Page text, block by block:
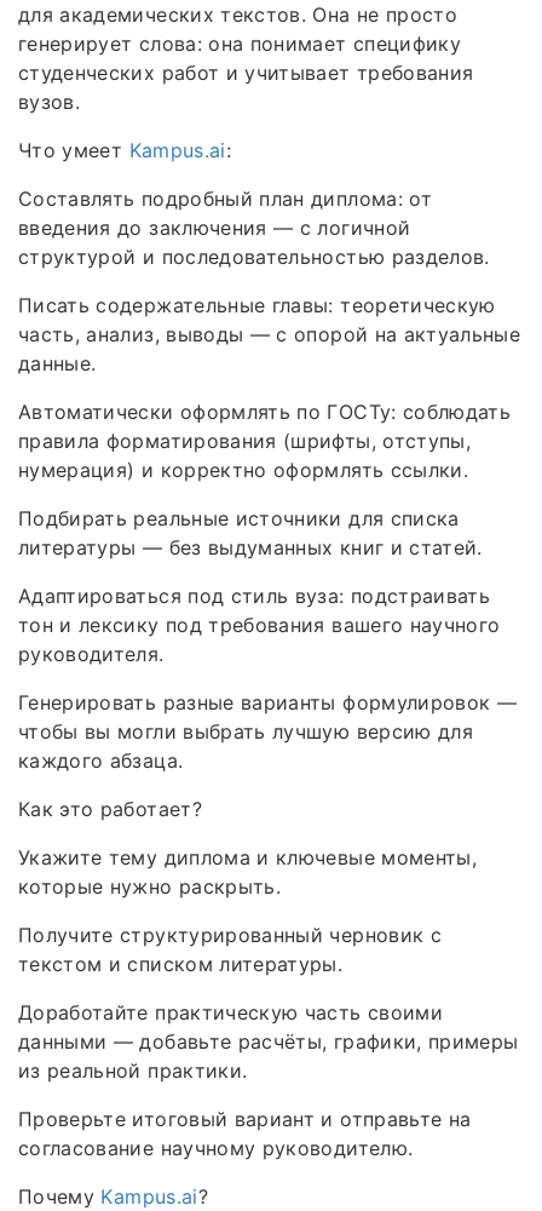
для академических текстов. Она не просто
генерирует слова: она понимает специфику
студенческих работ и учитывает требования
вузов.
Что умеет Kampus.ai:
Составлять подробный план диплома: от
введения до заключения — с логичной
структурой и последовательностью разделов.
Писать содержательные главы: теоретическую
часть, анализ, выводы — с опорой на актуальные
данные.
Автоматически оформлять по ГОСТу: соблюдать
правила форматирования (шрифты, отступы,
нумерация) и корректно оформлять ссылки.
Подбирать реальные источники для списка
литературы — без выдуманных книг и статей.
Адаптироваться под стиль вуза: подстраивать
тон и лексику под требования вашего научного
руководителя.
Генерировать разные варианты формулировок —
чтобы вы могли выбрать лучшую версию для
каждого абзаца.
Как это работает?
Укажите тему диплома и ключевые моменты,
которые нужно раскрыть.
Получите структурированный черновик с
текстом и списком литературы.
Доработайте практическую часть своими
данными — добавьте расчёты, графики, примеры
из реальной практики.
Проверьте итоговый вариант и отправьте на
согласование научному руководителю.
Почему Kampus.ai?